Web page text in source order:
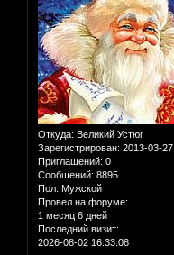
Откуда: Великий Устюг
Зарегистрирован: 2013-03-27
Приглашений: 0
Сообщений: 8895
Пол: Мужской
Провел на форуме:
1 месяц 6 дней
Последний визит:
2026-08-02 16:33:08